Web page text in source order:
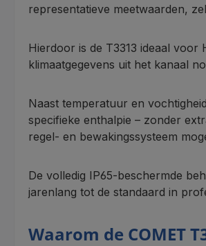
representatieve meetwaarden,
Hierdoor is de T3313 ideaal
klimaatgegevens uit het kanaal
Naast temperatuur en
specifieke enthalpie – zonder
regel- en bewakingssysteem
De volledig IP65‑beschermde
jarenlang tot de standaard in
Waarom de COMET